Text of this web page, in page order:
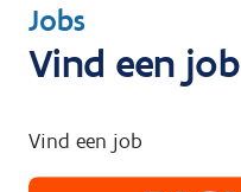
T
e
u
g
Jobs
Vind een job
Vind een job